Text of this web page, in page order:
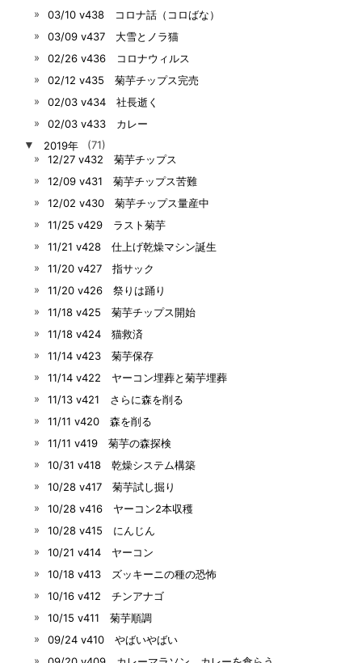
03/10 v438 コロナ話（コロばな）
03/09 v437 大雪とノラ猫
02/26 v436 コロナウィルス
02/12 v435 菊芋チップス完売
02/03 v434 社長逝く
02/03 v433 カレー
▼
2019年
(71)
12/27 v432 菊芋チップス
12/09 v431 菊芋チップス苦難
12/02 v430 菊芋チップス量産中
11/25 v429 ラスト菊芋
11/21 v428 仕上げ乾燥マシン誕生
11/20 v427 指サック
11/20 v426 祭りは踊り
11/18 v425 菊芋チップス開始
11/18 v424 猫救済
11/14 v423 菊芋保存
11/14 v422 ヤーコン埋葬と菊芋埋葬
11/13 v421 さらに森を削る
11/11 v420 森を削る
11/11 v419 菊芋の森探検
10/31 v418 乾燥システム構築
10/28 v417 菊芋試し掘り
10/28 v416 ヤーコン2本収穫
10/28 v415 にんじん
10/21 v414 ヤーコン
10/18 v413 ズッキーニの種の恐怖
10/16 v412 チンアナゴ
10/15 v411 菊芋順調
09/24 v410 やばいやばい